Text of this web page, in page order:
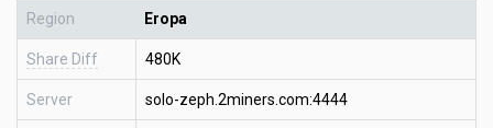
Region Eropa
Share Diff 480K
Server solo-zeph.2miners.com:4444